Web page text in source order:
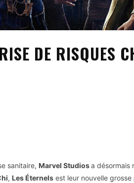
DE RISQUES
sanitaire, Marvel Studiosa désormais
, Les Éternels est leur nouvelle